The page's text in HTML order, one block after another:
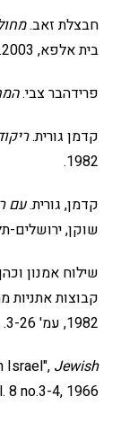
חבצלת זאב.
בית אלפא, 2003.
פרידהבר צבי.
קדמן גורית.
1982.
קדמן, גורית.עם
שוקן, ירושלים-תל
שילוח אמנון
קבוצות אתניות
1982, עמ' 3-26.
Israel", Jewish
no.3-4, 1966.